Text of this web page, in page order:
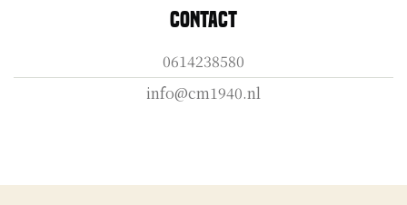
Contact
0614238580
info@cm1940.nl